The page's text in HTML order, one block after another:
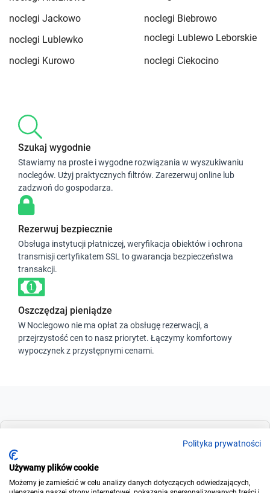
noclegi Jackowo
noclegi Biebrowo
noclegi Lublewko
noclegi Lublewo Leborskie
noclegi Kurowo
noclegi Ciekocino
Szukaj wygodnie
Stawiamy na proste i wygodne rozwiązania w wyszukiwaniu
noclegów. Użyj praktycznych filtrów. Zarezerwuj online lub
zadzwoń do gospodarza.
Rezerwuj bezpiecznie
Obsługa instytucji płatniczej, weryfikacja obiektów i ochrona
transmisji certyfikatem SSL to gwarancja bezpieczeństwa
transakcji.
Oszczędzaj pieniądze
W Noclegowo nie ma opłat za obsługę rezerwacji, a
przejrzystość cen to nasz priorytet. Łączymy komfortowy
wypoczynek z przystępnymi cenami.
Dla wynajmujących
Polityka prywatności
Używamy plików cookie
Możemy je zamieścić w celu analizy danych dotyczących odwiedzających,